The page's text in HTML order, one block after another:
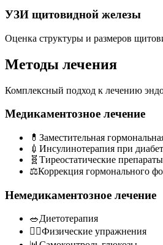
УЗИ щитовидной железы
Оценка структуры и размеров
Методы лечения
Комплексный подход к лечению
Медикаментозное лечение
💊 Заместительная
💉 Инсулинотерапия при
🧬 Тиреостатические препараты
⚖️Коррекция гормонального
Немедикаментозное лечение
🥗Диетотерапия
🏃‍♀️Физические упражнения